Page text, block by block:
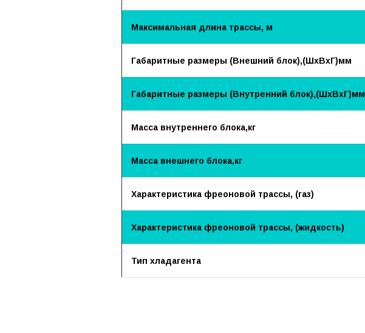
Максимальная длина трассы, м
Габаритные размеры (Внешний блок),(ШхВхГ)мм
Габаритные размеры (Внутренний блок),(ШхВхГ)мм
Масса внутреннего блока,кг
Масса внешнего блока,кг
Характеристика фреоновой трассы, (газ)
Характеристика фреоновой трассы, (жидкость)
Тип хладагента